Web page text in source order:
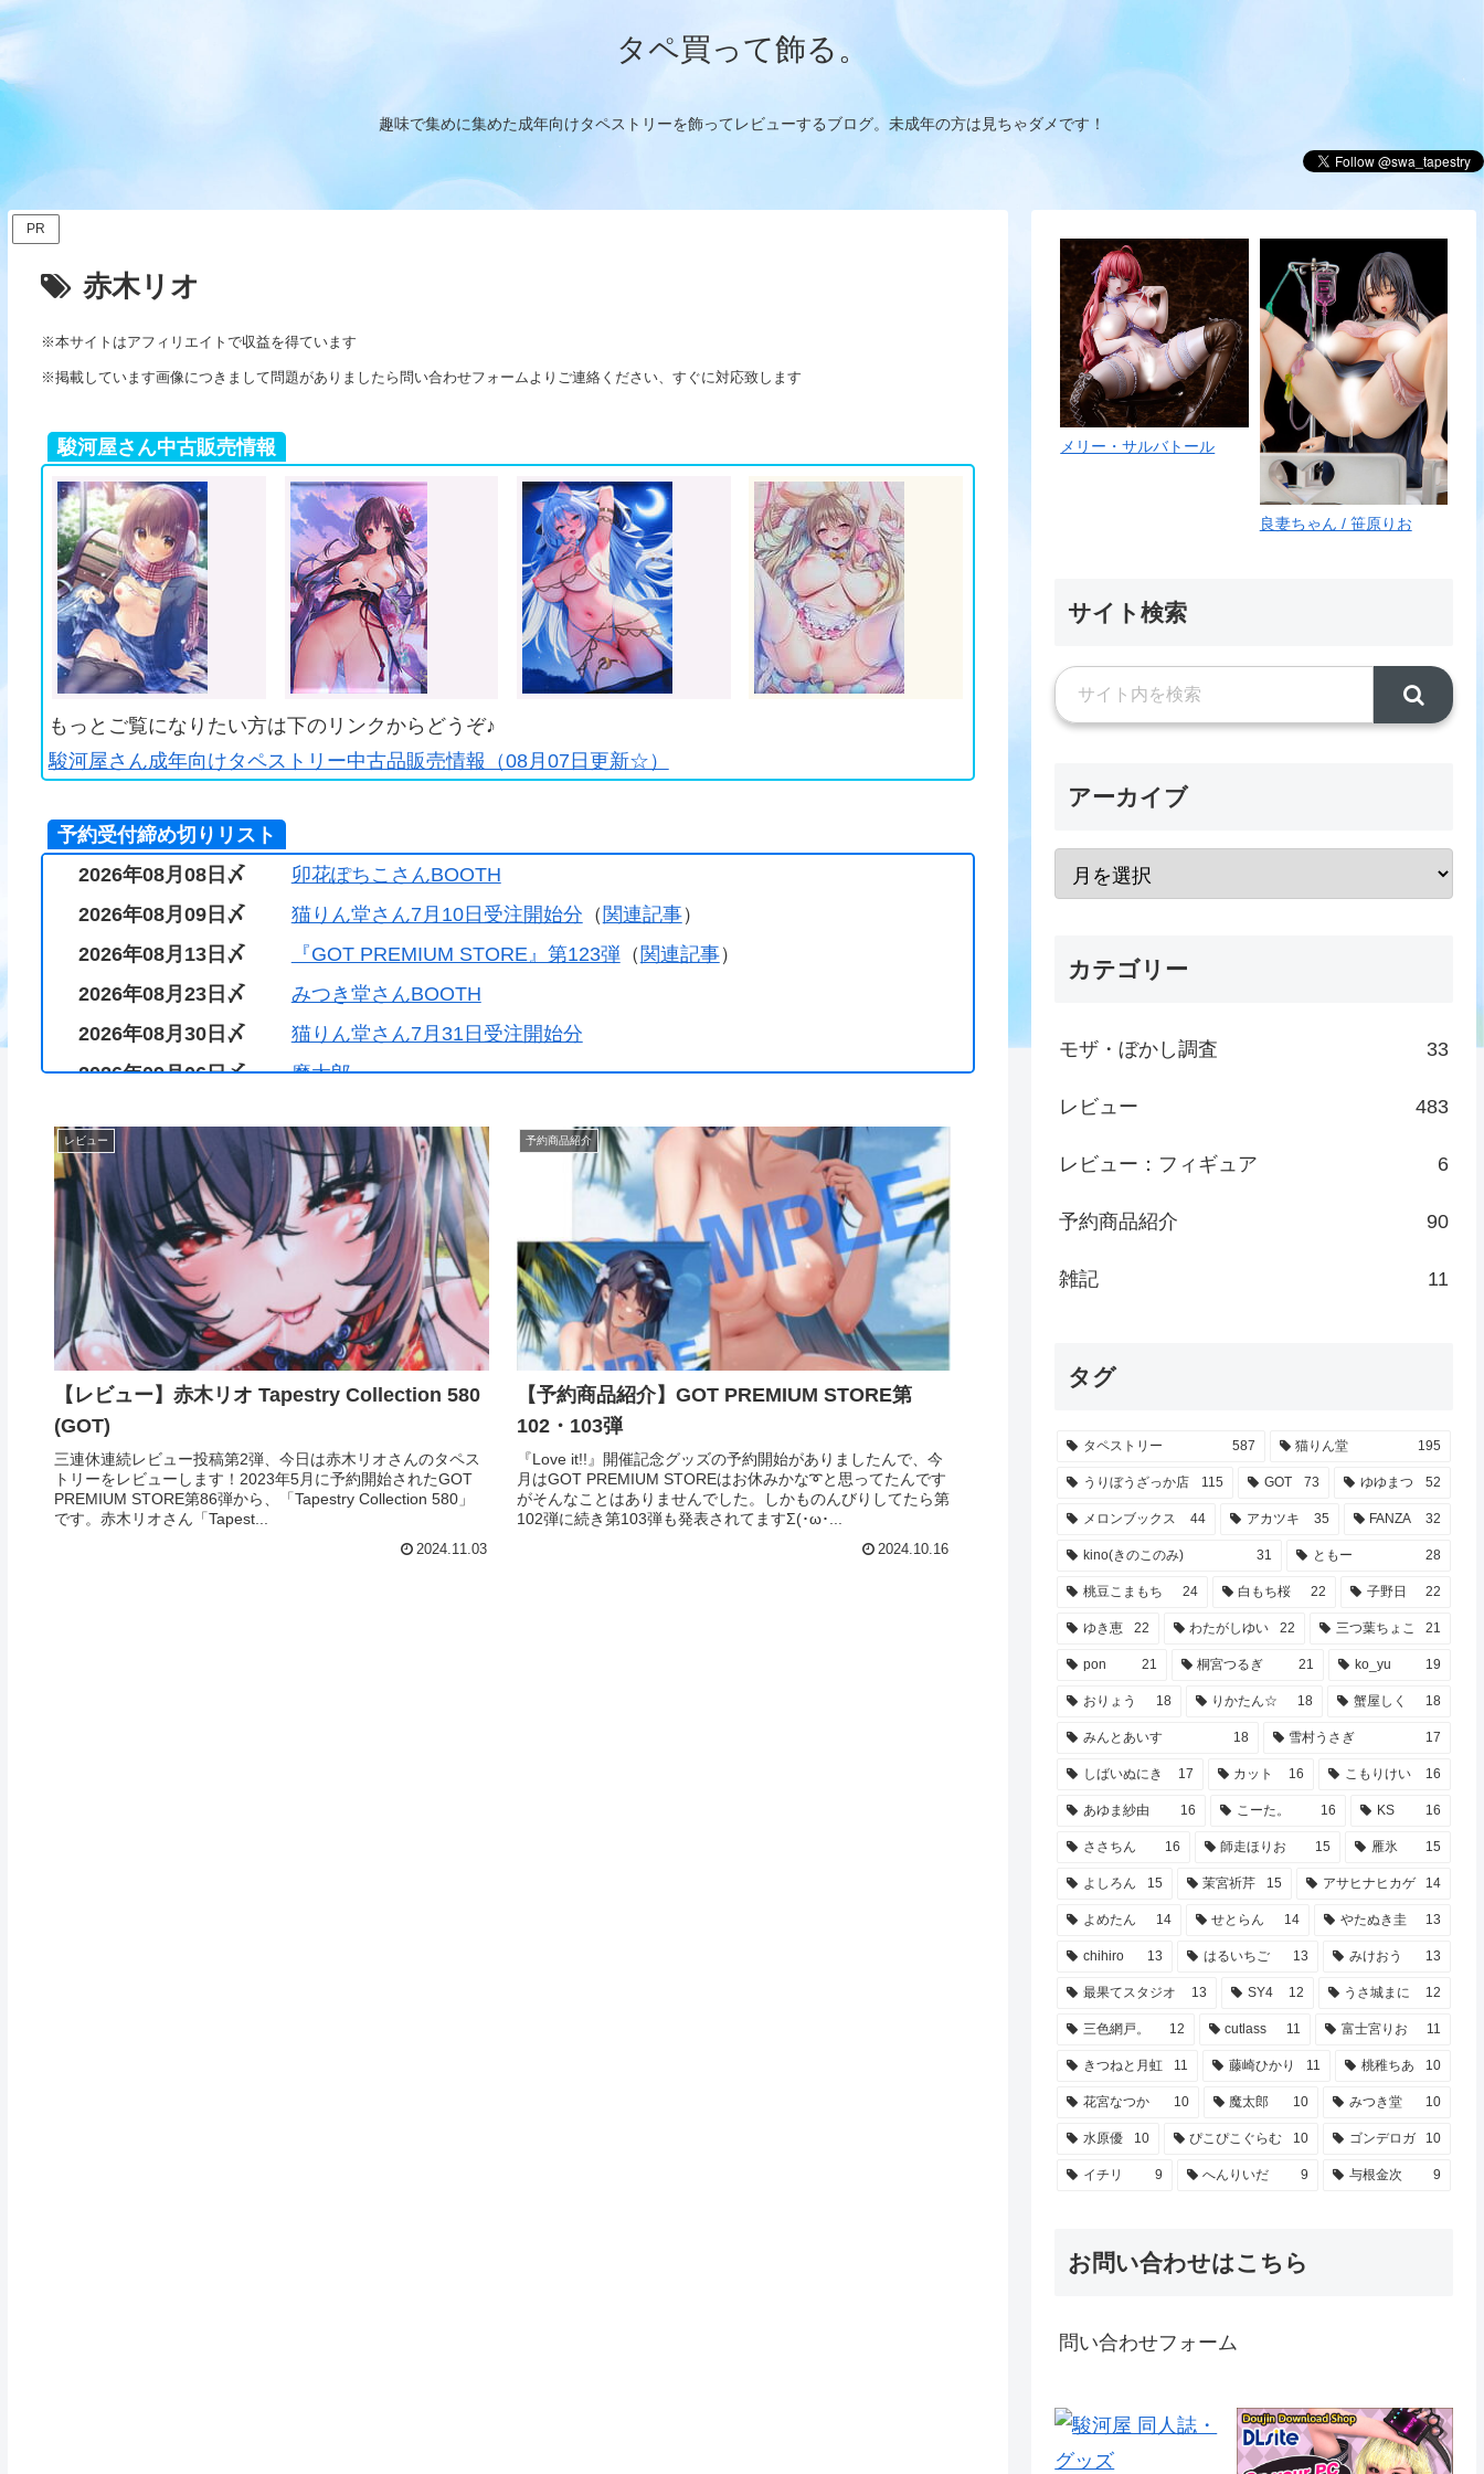
タペ買って飾る。
趣味で集めに集めた成年向けタペストリーを飾ってレビューするブログ。未成年の方は見ちゃダメです！
PR
赤木リオ
※本サイトはアフィリエイトで収益を得ています
※掲載しています画像につきまして問題がありましたら問い合わせフォームよりご連絡ください、すぐに対応致します
駿河屋さん中古販売情報
もっとご覧になりたい方は下のリンクからどうぞ♪
駿河屋さん成年向けタペストリー中古品販売情報（08月07日更新☆）
予約受付締め切りリスト
2026年08月08日〆
卯花ぽちこさんBOOTH
2026年08月09日〆
猫りん堂さん7月10日受注開始分 （ 関連記事）
2026年08月13日〆
『GOT PREMIUM STORE』第123弾（ 関連記事）
2026年08月23日〆
みつき堂さんBOOTH
2026年08月30日〆
猫りん堂さん7月31日受注開始分
2026年09月06日〆
魔太郎
レビュー
【レビュー】赤木リオ Tapestry Collection 580
(GOT)
三連休連続レビュー投稿第2弾、今日は赤木リオさんのタペス
トリーをレビューします！2023年5月に予約開始されたGOT
PREMIUM STORE第86弾から、「Tapestry Collection 580」
です。赤木リオさん「Tapest...
2024.11.03
予約商品紹介
【予約商品紹介】GOT PREMIUM STORE第
102・103弾
『Love it!!』開催記念グッズの予約開始がありましたんで、今
月はGOT PREMIUM STOREはお休みかな➰と思ってたんです
がそんなことはありませんでした。しかものんびりしてたら第
102弾に続き第103弾も発表されてますΣ(･ω･...
2024.10.16
メリー・サルバトール
良妻ちゃん / 笹原りお
サイト検索
アーカイブ
カテゴリー
モザ・ぼかし調査 33
レビュー 483
レビュー：フィギュア 6
予約商品紹介 90
雑記 11
タグ
タペストリー 587 猫りん堂 195
うりぼうざっか店 115 GOT 73 ゆゆまつ 52
メロンブックス 44 アカツキ 35 FANZA 32
kino(きのこのみ) 31 ともー 28
桃豆こまもち 24 白もち桜 22 子野日 22
ゆき恵 22 わたがしゆい 22 三つ葉ちょこ 21
pon 21 桐宮つるぎ 21 ko_yu 19
おりょう 18 りかたん☆ 18 蟹屋しく 18
みんとあいす 18 雪村うさぎ 17
しばいぬにき 17 カット 16 こもりけい 16
あゆま紗由 16 こーた。 16 KS 16
ささちん 16 師走ほりお 15 雁氷 15
よしろん 15 茉宮祈芹 15 アサヒナヒカゲ 14
よめたん 14 せとらん 14 やたぬき圭 13
chihiro 13 はるいちご 13 みけおう 13
最果てスタジオ 13 SY4 12 うさ城まに 12
三色網戸。 12 cutlass 11 富士宮りお 11
きつねと月虹 11 藤崎ひかり 11 桃稚ちあ 10
花宮なつか 10 魔太郎 10 みつき堂 10
水原優 10 ぴこぴこぐらむ 10 ゴンデロガ 10
イチリ 9 へんりいだ 9 与根金次 9
お問い合わせはこちら
問い合わせフォーム